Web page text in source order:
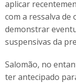
aplicar
com a ressalva de
demonstrar
suspensivas da
Salomão, no
ter antecipado